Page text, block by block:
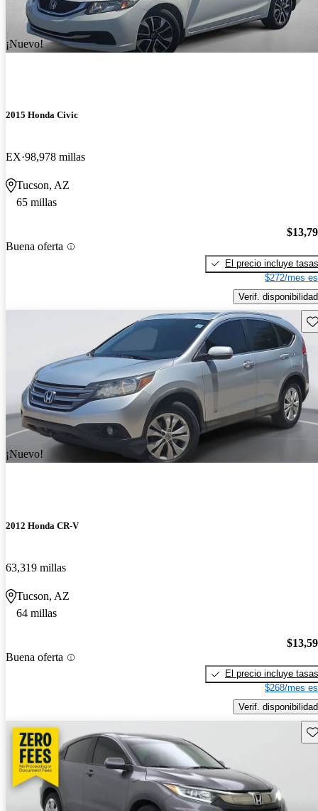
¡Nuevo!
2015 Honda Civic
EX 98,978 millas
Tucson, AZ
65 millas
Buena oferta
El precio incluye tasas
$272/mes
Verif. disponibilidad
¡Nuevo!
2012 Honda CR-V
63,319 millas
Tucson, AZ
64 millas
Buena oferta
El precio incluye tasas
$268/mes
Verif. disponibilidad